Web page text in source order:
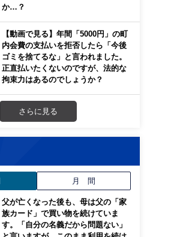
か…？
【動画で見る】年間「5000円」の町
内会費の支払いを拒否したら「今後
ゴミを捨てるな」と言われました。
正直払いたくないのですが、法的な
拘束力はあるのでしょうか？
さらに見る
月 間
父が亡くなった後も、母は父の「家
族カード」で買い物を続けていま
す。「自分の名義だから問題ない」